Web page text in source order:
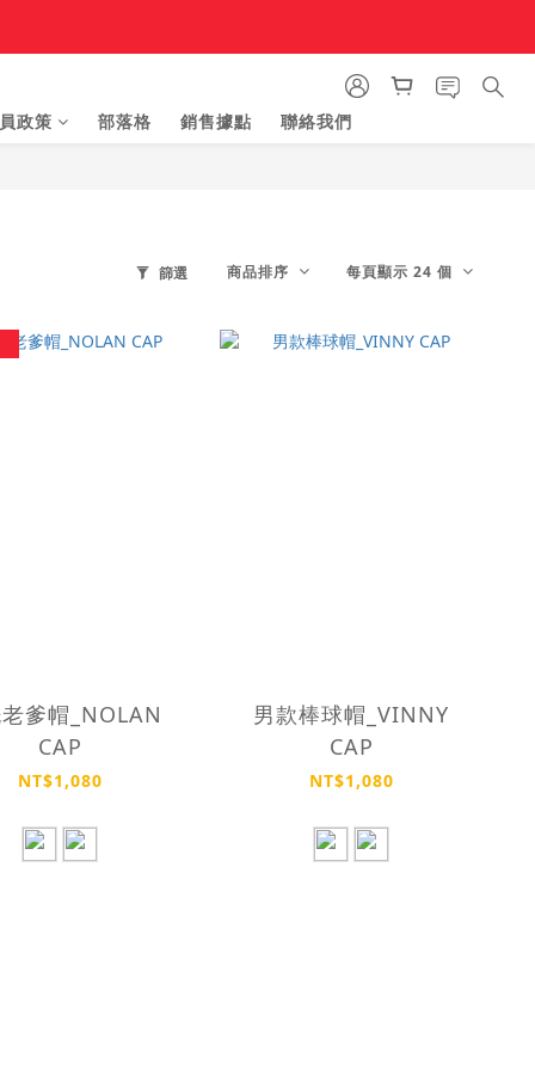
政策 部落格 銷售據點 聯絡我們
篩選 商品排序 每頁顯示 24 個
爹帽_NOLAN
CAP
NT$1,080
男款棒球帽_VINNY
CAP
NT$1,080